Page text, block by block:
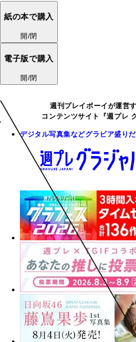
紙の本で購入
開/閉
電子版で購入
開/閉
週刊プレイボーイが運営
コンテンツサイト『週プレ
デジタル写真集などグラビア盛り